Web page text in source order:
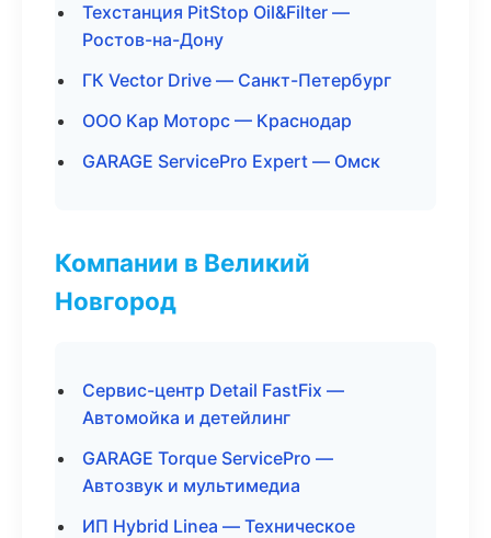
Техстанция PitStop Oil&Filter —
Ростов-на-Дону
ГК Vector Drive — Санкт-Петербург
ООО Кар Моторс — Краснодар
GARAGE ServicePro Expert — Омск
Компании в Великий
Новгород
Сервис-центр Detail FastFix —
Автомойка и детейлинг
GARAGE Torque ServicePro —
Автозвук и мультимедиа
ИП Hybrid Linea — Техническое